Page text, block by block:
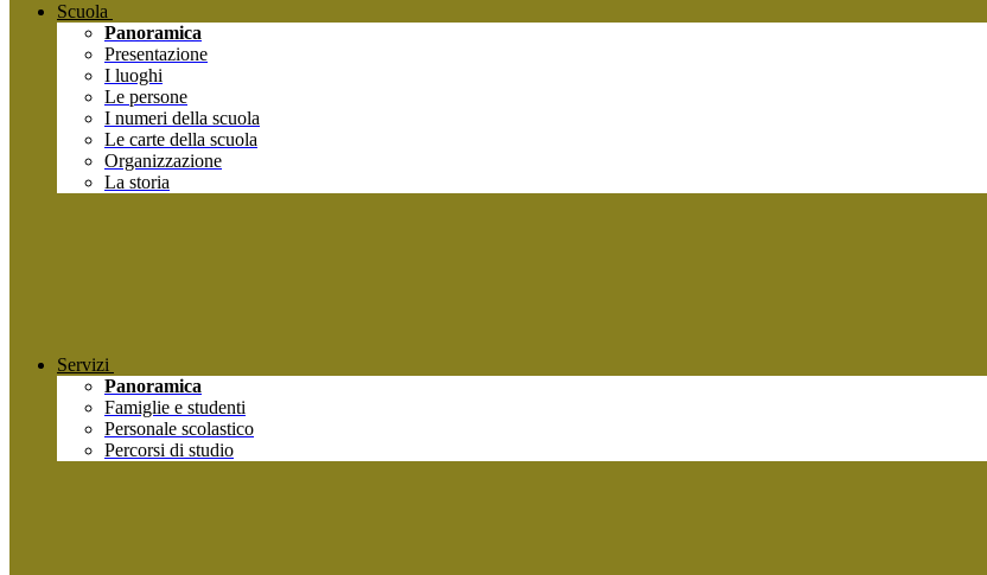
Scuola
Panoramica
Presentazione
I luoghi
Le persone
I numeri della scuola
Le carte della scuola
Organizzazione
La storia
Servizi
Panoramica
Famiglie e studenti
Personale scolastico
Percorsi di studio